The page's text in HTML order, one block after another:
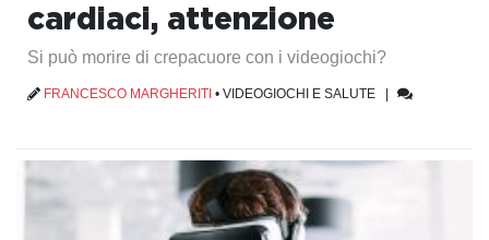
cardiaci, attenzione
Si può morire di crepacuore con i videogiochi?
FRANCESCO MARGHERITI • VIDEOGIOCHI E SALUTE